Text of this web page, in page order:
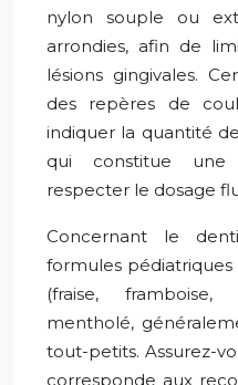
nylon souple ou
arrondies, afin de
lésions gingivales.
des repères de
indiquer la quantité
qui constitue
respecter le dosage
Concernant le
formules
(fraise,
mentholé,
tout-petits. Assurez-
corresponde aux